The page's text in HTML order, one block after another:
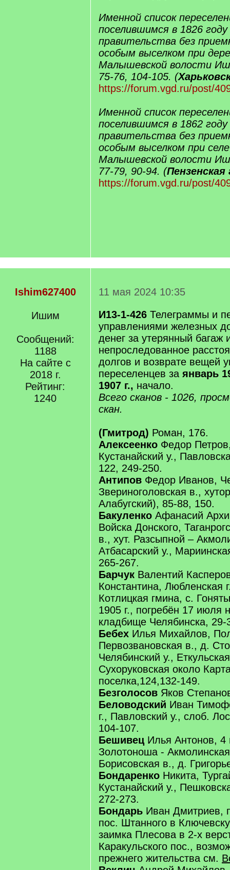
Именной список
поселившимся в 1826
правительства без
особым выселком при
Малышевской волости
75-76, 104-105. (
https://forum.vgd.ru/post/
Именной список
поселившимся в 1862
правительства без
особым выселком при
Малышевской волости
77-79, 90-94. (Пензенская
https://forum.vgd.ru/post/
Ishim627400
Ишим
Сообщений:
1188
На сайте с
2018 г.
Рейтинг:
1240
11 мая 2024 10:35
И13-1-426 Телеграммы и
управлениями железных
денег за утерянный багаж
непроследованное
долгов и возврате вещей
переселенцев за январь
1907 г., начало.
Всего сканов - 1026,
скан.
(Гмитрод) Роман, 176.
Алексеенко Федор
Кустанайский у.,
122, 249-250.
Антипов Федор Иванов,
Звериноголовская в.,
Алабугский), 85-88, 150.
Бакуленко Афанасий
Войска Донского,
в., хут. Разсыпной –
Атбасарский у.,
265-267.
Барчук Валентий
Константина, Любленская
Котлицкая гмина, с.
1905 г., погребён 17 июля
кладбище Челябинска, 29-
Бебех Илья Михайлов,
Первозвановская в., д.
Челябинский у.,
Сухоруковская около
поселка,124,132-149.
Безголосов Яков
Беловодский Иван
г., Павловский у., слоб.
104-107.
Бешивец Илья Антонов, 4
Золотоноша -
Борисовская в., д.
Бондаренко Никита,
Кустанайский у.,
272-273.
Бондарь Иван Дмитриев,
пос. Штанного в
заимка Плесова в 2-х
Каракульского пос.,
прежнего жительства см.